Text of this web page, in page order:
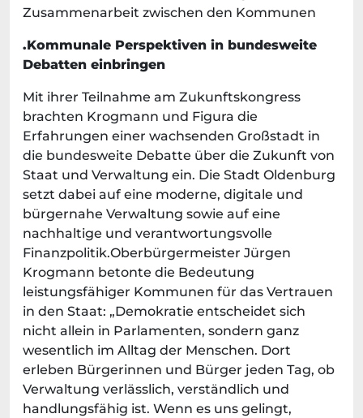
Zusammenarbeit zwischen den Kommunen
.Kommunale Perspektiven in bundesweite
Debatten einbringen
Mit ihrer Teilnahme am Zukunftskongress
brachten Krogmann und Figura die
Erfahrungen einer wachsenden Großstadt in
die bundesweite Debatte über die Zukunft von
Staat und Verwaltung ein. Die Stadt Oldenburg
setzt dabei auf eine moderne, digitale und
bürgernahe Verwaltung sowie auf eine
nachhaltige und verantwortungsvolle
Finanzpolitik.Oberbürgermeister Jürgen
Krogmann betonte die Bedeutung
leistungsfähiger Kommunen für das Vertrauen
in den Staat: „Demokratie entscheidet sich
nicht allein in Parlamenten, sondern ganz
wesentlich im Alltag der Menschen. Dort
erleben Bürgerinnen und Bürger jeden Tag, ob
Verwaltung verlässlich, verständlich und
handlungsfähig ist. Wenn es uns gelingt,